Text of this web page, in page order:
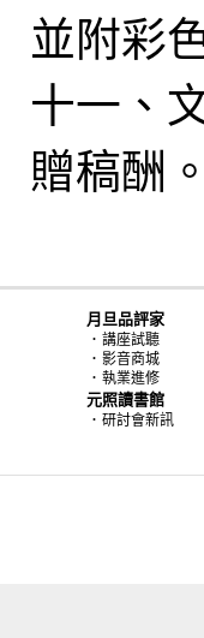
並附彩
十一、
贈稿酬。
月旦品評家
． 講座試聽
． 影音商城
． 執業進修
元照讀書館
． 研討會新訊